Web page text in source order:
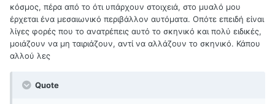
κόσμος, πέρα από το ότι υπάρχουν στοιχειά, στο μυαλό μου
έρχεται ένα μεσαιωνικό περιβάλλον αυτόματα. Οπότε επειδή είναι
λίγες φορές που το ανατρέπεις αυτό το σκηνικό και πολύ ειδικές,
μοιάζουν να μη ταιριάζουν, αντί να αλλάζουν το σκηνικό. Κάπου
αλλού λες
Quote